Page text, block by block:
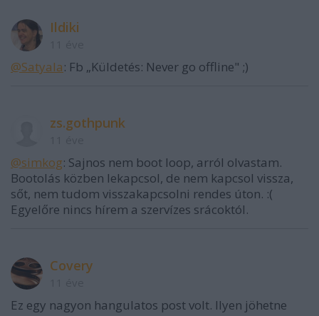
Ildiki
@Satyala: Fb „Küldetés: Never go offline" ;)
zs.gothpunk
@simkog: Sajnos nem boot loop, arról olvastam.
Bootolás közben lekapcsol, de nem kapcsol vissza,
sőt, nem tudom visszakapcsolni rendes úton. :(
Egyelőre nincs hírem a szervízes srácoktól.
Covery
Ez egy nagyon hangulatos post volt. Ilyen jöhetne